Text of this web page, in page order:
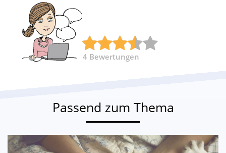
4 Bewertungen
Passend zum Thema